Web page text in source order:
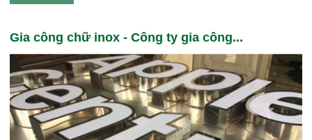
Gia công chữ inox - Công ty gia công...